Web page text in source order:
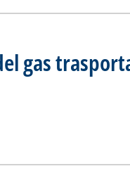
gas
2 maggio 2013
alle 16.50.
del gas